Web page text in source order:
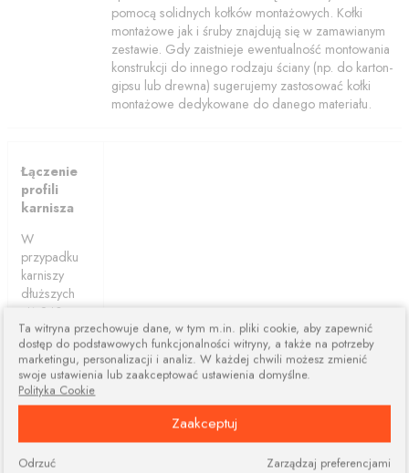
pomocą solidnych kołków montażowych. Kołki
montażowe jak i śruby znajdują się w zamawianym
zestawie. Gdy zaistnieje ewentualność montowania
konstrukcji do innego rodzaju ściany (np. do karton-
gipsu lub drewna) sugerujemy zastosować kołki
montażowe dedykowane do danego materiału.
Łączenie
profili
karnisza
W
przypadku
karniszy
dłuższych
niż 240cm
karnisze są
łączone z
dwóch lub
więcej
elementów.
profile
ciągle dają
Ta witryna przechowuje dane, w tym m.in. pliki cookie, aby zapewnić
dostęp do podstawowych funkcjonalności witryny, a także na potrzeby
marketingu, personalizacji i analiz. W każdej chwili możesz zmienić
swoje ustawienia lub zaakceptować ustawienia domyślne.
Polityka Cookie
Zaakceptuj
Zarządzaj preferencjami
Odrzuć